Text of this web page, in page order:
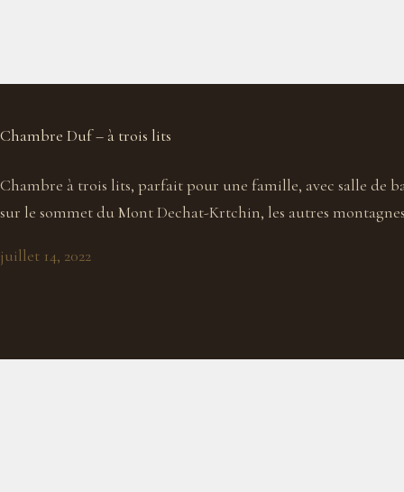
Chambre Duf – à trois lits
Chambre à trois lits, parfait pour une famille, avec salle de
sur le sommet du Mont Dechat-Krtchin, les autres
juillet 14, 2022